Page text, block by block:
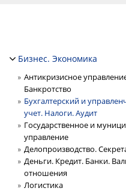
Бизнес. Экономика
Антикризисное
Банкротство
Бухгалтерский и
учет. Налоги. Аудит
Государственное и
управление
Делопроизводство.
Деньги. Кредит. Банки.
отношения
Логистика